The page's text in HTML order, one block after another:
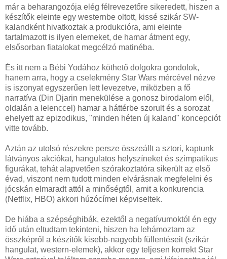
már a beharangozója elég félrevezetőre sikeredett, hiszen a
készítők eleinte egy westernbe oltott, kissé szikár SW-
kalandként hivatkoztak a produkcióra, ami eleinte
tartalmazott is ilyen elemeket, de hamar átment egy,
elsősorban fiatalokat megcélzó matinéba.
És itt nem a Bébi Yodához köthető dolgokra gondolok,
hanem arra, hogy a cselekmény Star Wars mércével nézve
is iszonyat egyszerűen lett levezetve, miközben a fő
narratíva (Din Djarin menekülése a gonosz birodalom elől,
oldalán a lelenccel) hamar a háttérbe szorult és a sorozat
ehelyett az epizodikus, "minden héten új kaland" koncepciót
vitte tovább.
Aztán az utolsó részekre persze összeállt a sztori, kaptunk
látványos akciókat, hangulatos helyszíneket és szimpatikus
figurákat, tehát alapvetően szórakoztatóra sikerült az első
évad, viszont nem tudott minden elvárásnak megfelelni és
jócskán elmaradt attól a minőségtől, amit a konkurencia
(Netflix, HBO) akkori húzócímei képviseltek.
De hiába a szépséghibák, ezektől a negatívumoktól én egy
idő után eltudtam tekinteni, hiszen ha lehámoztam az
összképről a készítők kisebb-nagyobb füllentéseit (szikár
hangulat, western-elemek), akkor egy teljesen korrekt Star